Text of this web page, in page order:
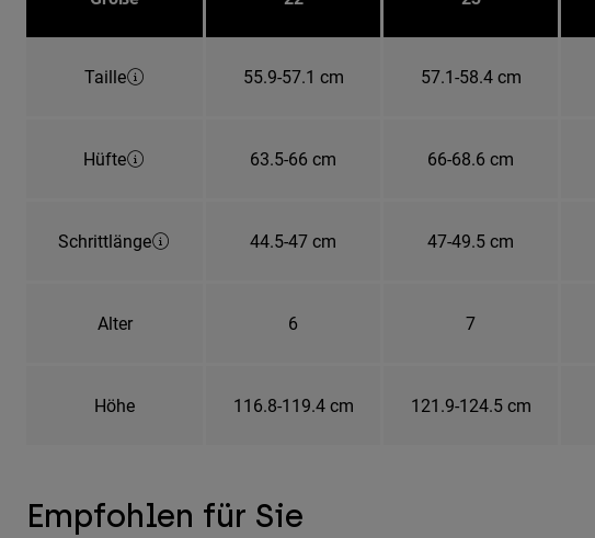
Taille 55.9-57.1 cm 57.1-58.4 cm
Hüfte 63.5-66 cm 66-68.6 cm
Schrittlänge 44.5-47 cm 47-49.5 cm
Alter 6 7
Höhe 116.8-119.4 cm 121.9-124.5 cm
Empfohlen für Sie